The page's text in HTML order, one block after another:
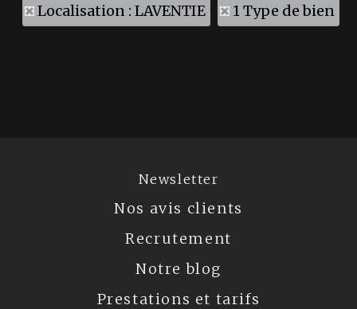
Localisation : LAVENTIE 1 Type de bien
Newsletter
Nos avis clients
Recrutement
Notre blog
Prestations et tarifs